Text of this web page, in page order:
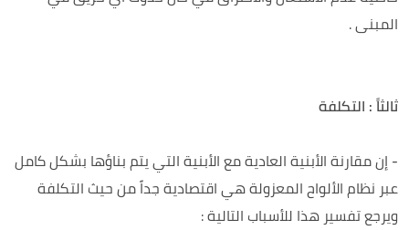
المبنى .
ثالثاً : التكلفة
-إن مقارنة الأبنية العادية مع الأبنية التي يتم بناؤها بشكل كامل
عبر نظام الألواح المعزولة هي اقتصادية جداً من حيث التكلفة
ويرجع تفسير هذا للأسباب التالية :